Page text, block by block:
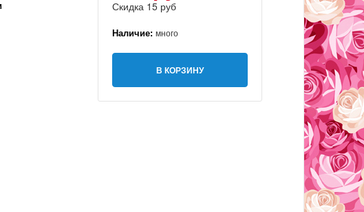
Скидка 15 руб
Наличие: много
В КОРЗИНУ